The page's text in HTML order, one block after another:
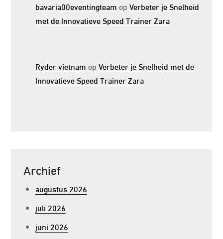
bavaria00eventingteam opVerbeter je Snelheid
met de Innovatieve Speed Trainer Zara
Ryder vietnam opVerbeter je Snelheid met de
Innovatieve Speed Trainer Zara
Archief
augustus 2026
juli 2026
juni 2026